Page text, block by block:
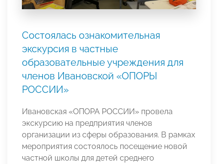
Состоялась ознакомительная
экскурсия в частные
образовательные учреждения для
членов Ивановской «ОПОРЫ
РОССИИ»
Ивановская «ОПОРА РОССИИ» провела
экскурсию на предприятия членов
организации из сферы образования. В рамках
мероприятия состоялось посещение новой
частной школы для детей среднего